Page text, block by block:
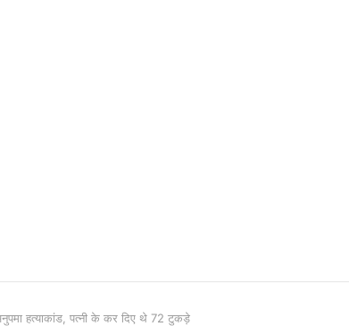
हत्याकांड, पत्नी के कर दिए थे 72 टुकड़े